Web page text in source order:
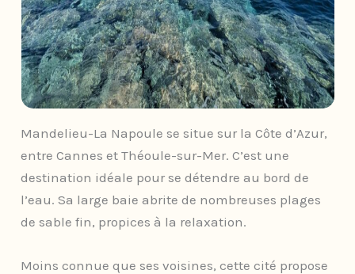
Mandelieu-La Napoule se situe sur la Côte d’Azur,
entre Cannes et Théoule-sur-Mer. C’est une
destination idéale pour se détendre au bord de
l’eau. Sa large baie abrite de nombreuses plages
de sable fin, propices à la relaxation.
Moins connue que ses voisines, cette cité propose